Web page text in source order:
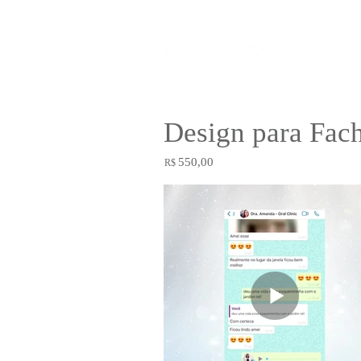
Design para
R$ 550,00